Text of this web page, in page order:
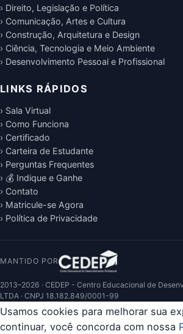
› Direito, Legislação e Política
› Comunicação, Artes e Cultura
› Construção, Arquitetura e Design
› Ciência, Tecnologia e Meio Ambiente
› Desenvolvimento Pessoal e Profissional
LINKS RÁPIDOS
› Sala Virtual
› Como Funciona
› Certificado
› Carteira de Estudante
› Perguntas Frequentes
› 💰 Indique e Ganhe
› Contato
› Matricule-se Agora
› Política de Privacidade
MANTIDO POR
2013–2026 · CEDEP - Centro Educacional de
LTDA · CNPJ 18.182.849/0001-99
Usamos cookies para melhorar sua
continuar, você concorda com nossa